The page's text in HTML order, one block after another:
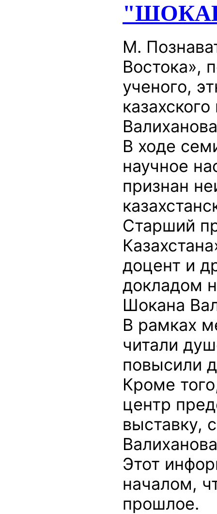
М.
Востока»,
ученого,
В ходе
научное
признан
Старший
доцент и
докладом
Шокана
В рамках
читали
повысили
Кроме
центр
выставку,
Этот
началом,
прошлое.